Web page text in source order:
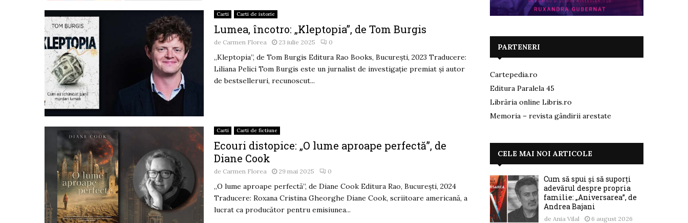
Carti Carti de istorie
Lumea, încotro: „Kleptopia”, de Tom Burgis
de Carmen Florea 23 iulie 2025 0
„Kleptopia”, de Tom Burgis Editura Rao Books, București, 2023 Traducere:
Liliana Pelici Tom Burgis este un jurnalist de investigație premiat și autor
de bestselleruri, recunoscut...
Carti Carti de fictiune
Ecouri distopice: „O lume aproape perfectă”, de
Diane Cook
de Carmen Florea 29 mai 2025 0
„O lume aproape perfectă”, de Diane Cook Editura Rao, București, 2024
Traducere: Roxana Cristina Gheorghe Diane Cook, scriitoare americană, a
lucrat ca producător pentru emisiunea...
PARTENERI
Cartepedia.ro
Editura Paralela 45
Librăria online Libris.ro
Memoria – revista gândirii arestate
CELE MAI NOI ARTICOLE
Cum să spui și să suporți
adevărul despre propria
familie: „Aniversarea”, de
Andrea Bajani
de Ania Vilal 6 august 2026